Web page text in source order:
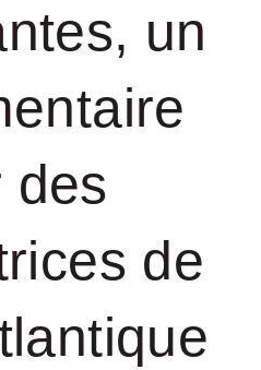
un
des
de